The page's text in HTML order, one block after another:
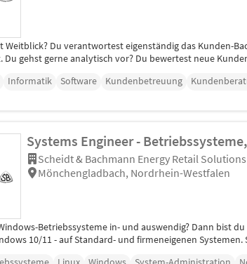
Du verantwortest eigenständig das Kunden-
Du gehst gerne analytisch vor? Du bewertest neue
Informatik Software Kundenbetreuung
Systems Engineer -
Scheidt & Bachmann Energy Retail
Mönchengladbach, Nordrhein-Westfalen
Betriebssysteme in- und auswendig? Dann bist
10/11 - auf Standard- und firmeneigenen